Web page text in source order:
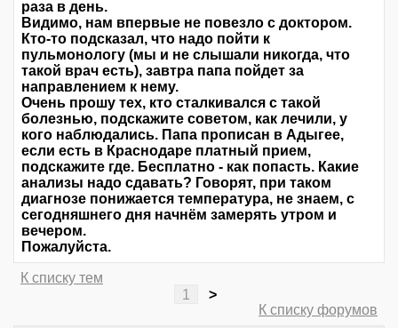
раза в день.
Видимо, нам впервые не повезло с доктором.
Кто-то подсказал, что надо пойти к
пульмонологу (мы и не слышали никогда, что
такой врач есть), завтра папа пойдет за
направлением к нему.
Очень прошу тех, кто сталкивался с такой
болезнью, подскажите советом, как лечили, у
кого наблюдались. Папа прописан в Адыгее,
если есть в Краснодаре платный прием,
подскажите где. Бесплатно - как попасть. Какие
анализы надо сдавать? Говорят, при таком
диагнозе понижается температура, не знаем, с
сегодняшнего дня начнём замерять утром и
вечером.
Пожалуйста.
К списку тем
1
>
К списку форумов